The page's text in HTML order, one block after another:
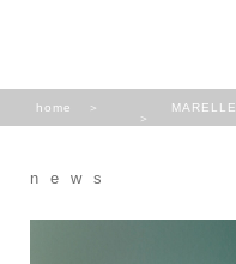
home MARELLE
news